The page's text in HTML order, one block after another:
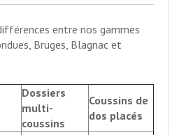
entre nos gammes
Bruges, Blagnac et
Dossiers
multi-
coussins
Coussins de
dos placés